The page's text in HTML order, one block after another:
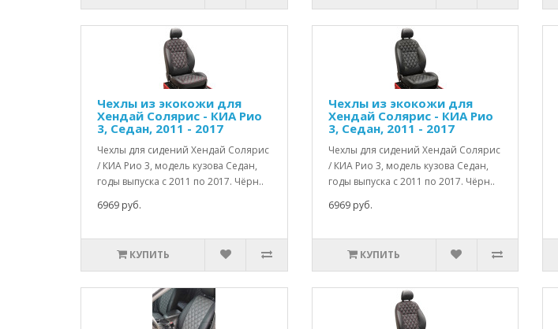
Чехлы из экокожи для
Хендай Солярис - КИА Рио
3, Седан, 2011 - 2017
Чехлы для сидений Хендай Солярис
/ КИА Рио 3, модель кузова Седан,
годы выпуска с 2011 по 2017. Чёрн..
6969 руб.
КУПИТЬ
Чехлы из экокожи для
Хендай Солярис - КИА Рио
3, Седан, 2011 - 2017
Чехлы для сидений Хендай Солярис
/ КИА Рио 3, модель кузова Седан,
годы выпуска с 2011 по 2017. Чёрн..
6969 руб.
КУПИТЬ